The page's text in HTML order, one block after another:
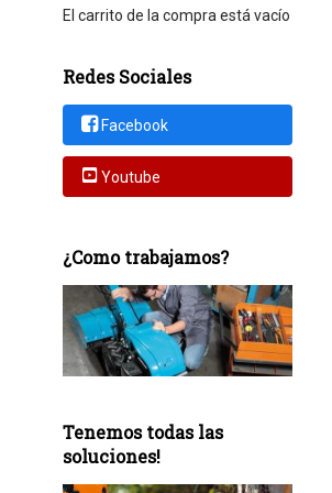
El carrito de la compra está vacío
Redes Sociales
Facebook
Youtube
¿Como trabajamos?
Tenemos todas las
soluciones!